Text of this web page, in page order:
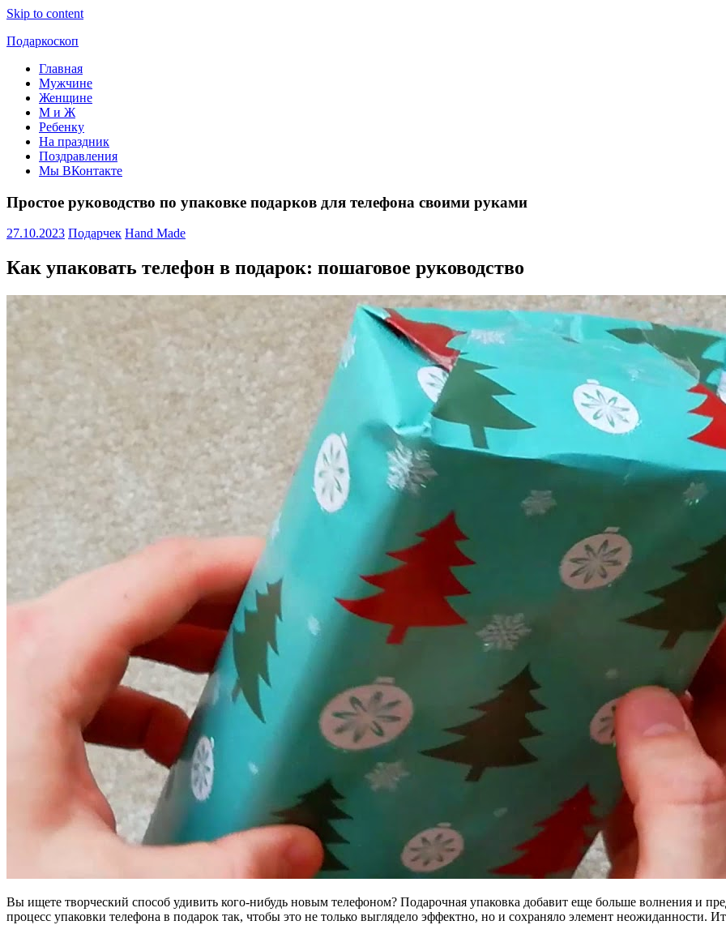
Skip to content
Подаркоскоп
Поможем
выбрать
подарить
Главная
Мужчине
Женщине
М и Ж
Ребенку
На праздник
Поздравления
Мы ВКонтакте
Простое руководство по упаковке подарков для телефона своими руками
27.10.2023 Подарчек Hand Made
Как упаковать телефон в подарок: пошаговое руководство
Вы ищете творческий способ удивить кого-нибудь новым телефоном? Подарочная упаковка добавит еще больше волнения и
процесс упаковки телефона в подарок так, чтобы это не только выглядело эффектно, но и сохраняло элемент неожиданности.